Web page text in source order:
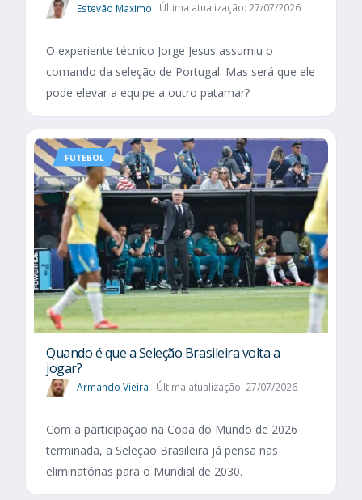
Estevão Maximo Última atualização: 27/07/2026
O experiente técnico Jorge Jesus assumiu o
comando da seleção de Portugal. Mas será que ele
pode elevar a equipe a outro patamar?
FUTEBOL
Quando é que a Seleção Brasileira volta a
jogar?
Armando Vieira Última atualização: 27/07/2026
Com a participação na Copa do Mundo de 2026
terminada, a Seleção Brasileira já pensa nas
eliminatórias para o Mundial de 2030.